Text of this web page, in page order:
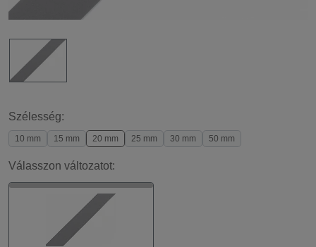
Szélesség:
10 mm 15 mm 20 mm 25 mm 30 mm 50 mm
Válasszon változatot: